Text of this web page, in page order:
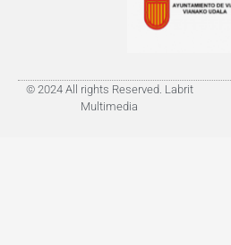
© 2024 All rights Reserved. Labrit
Multimedia